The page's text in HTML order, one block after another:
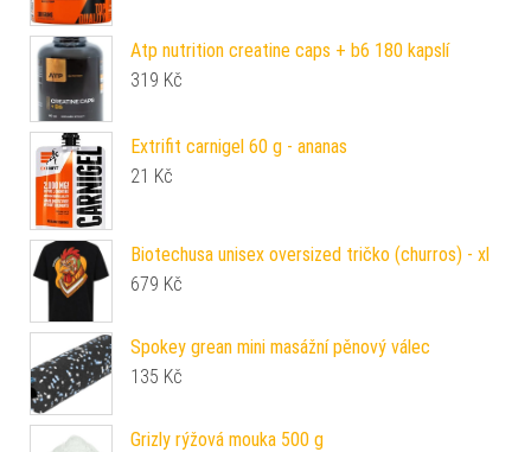
Atp nutrition creatine caps + b6 180 kapslí
319 Kč
Extrifit carnigel 60 g - ananas
21 Kč
Biotechusa unisex oversized tričko (churros) - xl
679 Kč
Spokey grean mini masážní pěnový válec
135 Kč
Grizly rýžová mouka 500 g